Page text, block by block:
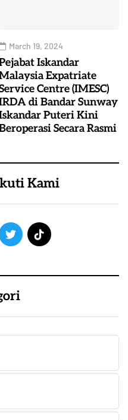
March 19, 2024
Iskandar
Expatriate
Centre (IMESC)
di Bandar Sunway
Puteri Kini
Secara Rasmi
Kami